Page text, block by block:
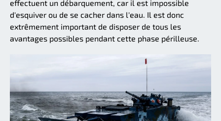
effectuent un débarquement, car il est impossible
d'esquiver ou de se cacher dans l'eau. Il est donc
extrêmement important de disposer de tous les
avantages possibles pendant cette phase périlleuse.